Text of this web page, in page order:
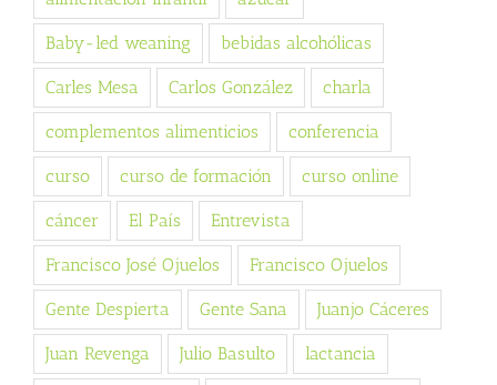
Baby-led weaning bebidas alcohólicas
Carles Mesa Carlos González charla
complementos alimenticios conferencia
curso curso de formación curso online
cáncer El País Entrevista
Francisco José Ojuelos Francisco Ojuelos
Gente Despierta Gente Sana Juanjo Cáceres
Juan Revenga Julio Basulto lactancia